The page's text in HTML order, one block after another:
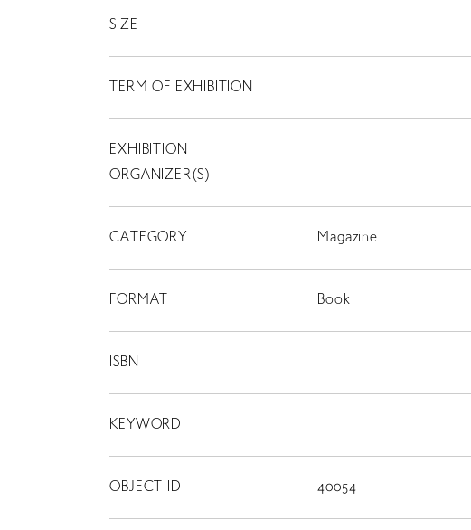
THINK ISLANDS
LIBRARY
RETRACE
動画
SIZE
TERM OF EXHIBITION
EXHIBITION
ORGANIZER(S)
CATEGORY Magazine
FORMAT Book
ISBN
KEYWORD
OBJECT ID 40054